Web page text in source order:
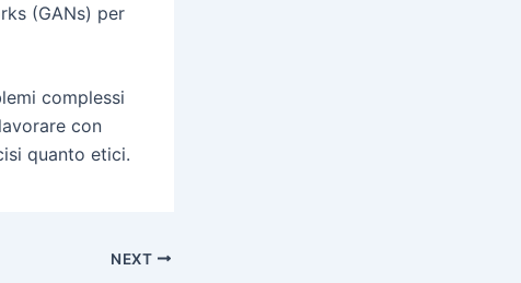
(GANs) per
complessi
con
quanto etici.
NEXT